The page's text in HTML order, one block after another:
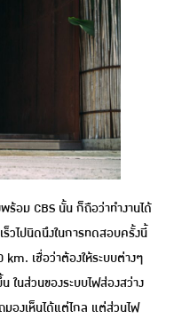
อม CBS นั้น ก็ถือว่าทำงานได้
วไปนิดนึงในการทดสอบครั้งนี้
km. เชื่อว่าต้องให้ระบบต่างๆ
ในส่วนของระบบไฟส่องสว่าง
องเห็นได้แต่ไกล แต่ส่วนไฟ